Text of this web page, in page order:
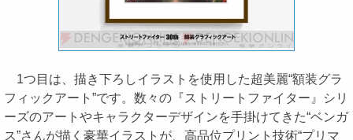
1つ目は、描き下ろしイラストを使用した超美麗“額装グラ
フィックアート”です。数々の『ストリートファイター』シリ
ーズのアートやキャラクターデザインを手掛けてきた“ベンガ
ス”さんが描く豪華イラストが、高品位プリント技術“プリマ